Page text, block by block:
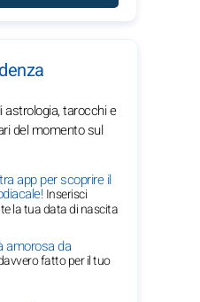
astrologia, tarocchi e
del momento sul
app per scoprire il
Inserisci
la tua data di nascita
amorosa da
fatto per il tuo